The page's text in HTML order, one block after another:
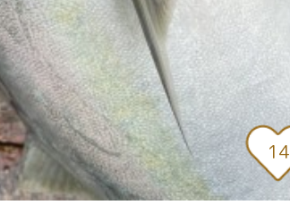
14